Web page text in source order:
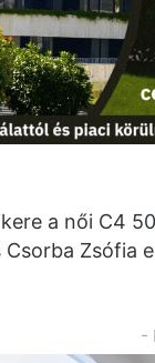
a női C4
Csorba
-